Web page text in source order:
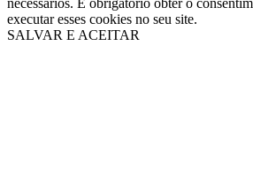
necessários. É obrigatório obter o
executar esses cookies no seu site.
SALVAR E ACEITAR